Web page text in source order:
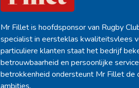
Mr Fillet is hoofdsponsor van Rugby
specialist in eersteklas kwaliteitsvlees
particuliere klanten staat het bedrijf
betrouwbaarheid en persoonlijke
betrokkenheid ondersteunt Mr Fillet de